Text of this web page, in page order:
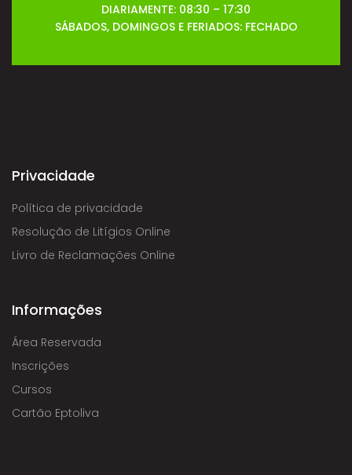
DIARIAMENTE: 08:30 – 17:30
SÁBADOS, DOMINGOS E FERIADOS: FECHADO
Privacidade
Política de privacidade
Resolução de Litígios Online
Livro de Reclamações Online
Informações
Área Reservada
Inscrições
Cursos
Cartão Eptoliva